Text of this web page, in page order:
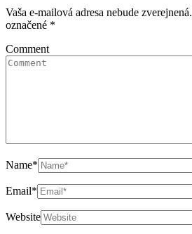
Vaša e-mailová adresa nebude zverejnená.
označené *
Comment
Name*
Email*
Website